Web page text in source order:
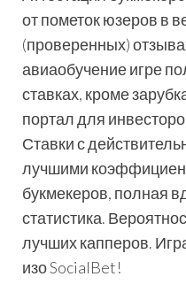
от пометок юзеров в
(проверенных)
авиаобучение игре
ставках, кроме
портал для
Ставки с
лучшими
букмекеров, полная
статистика.
лучших капперов.
изо SocialBet!